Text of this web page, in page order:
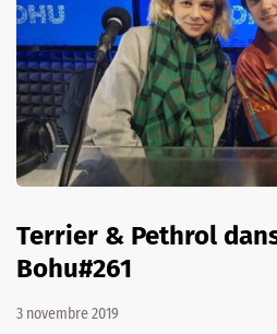
Terrier & Pethrol
Bohu#261
3 novembre 2019